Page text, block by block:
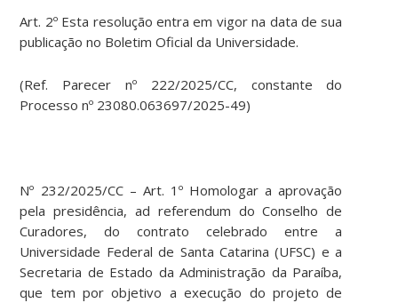
Art. 2º Esta resolução entra em vigor na data de sua
publicação no Boletim Oficial da Universidade.
(Ref. Parecer nº 222/2025/CC, constante do
Processo nº 23080.063697/2025-49)
Nº 232/2025/CC – Art. 1º Homologar a aprovação
pela presidência, ad referendum do Conselho de
Curadores, do contrato celebrado entre a
Universidade Federal de Santa Catarina (UFSC) e a
Secretaria de Estado da Administração da Paraíba,
que tem por objetivo a execução do projeto de